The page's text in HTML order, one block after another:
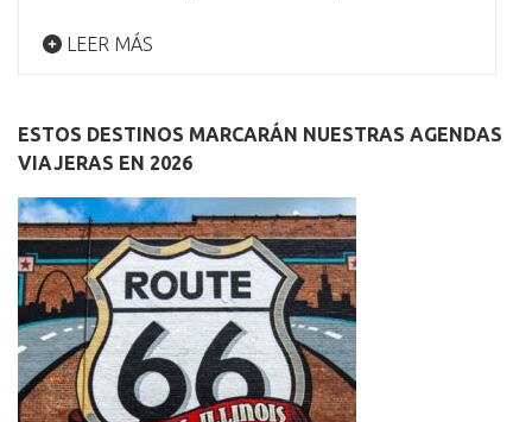
LEER MÁS
ESTOS DESTINOS MARCARÁN NUESTRAS AGENDAS
VIAJERAS EN 2026